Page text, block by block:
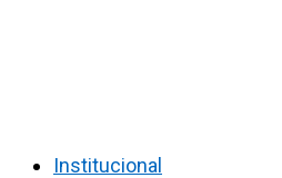
Institucional